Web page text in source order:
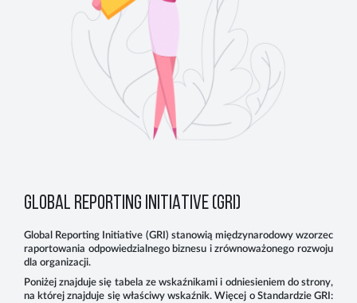
GLOBAL REPORTING INITIATIVE (GRI)
Global Reporting Initiative (GRI) stanowią międzynarodowy wzorzec
raportowania odpowiedzialnego biznesu i zrównoważonego rozwoju
dla organizacji.
Poniżej znajduje się tabela ze wskaźnikami i odniesieniem do strony,
na której znajduje się właściwy wskaźnik. Więcej o Standardzie GRI: